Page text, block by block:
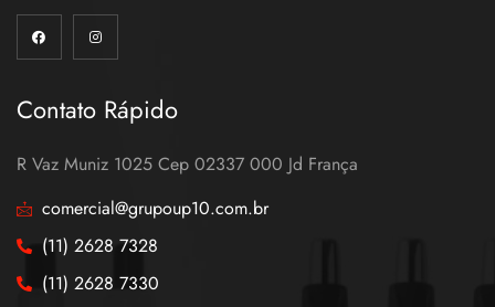
Contato Rápido
R Vaz Muniz 1025 Cep 02337 000 Jd França
comercial@grupoup10.com.br
(11) 2628 7328
(11) 2628 7330